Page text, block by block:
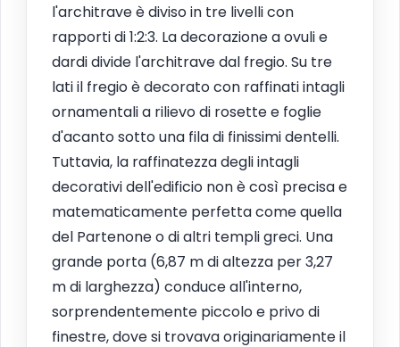
l'architrave è diviso in tre livelli con
rapporti di 1:2:3. La decorazione a ovuli e
dardi divide l'architrave dal fregio. Su tre
lati il fregio è decorato con raffinati intagli
ornamentali a rilievo di rosette e foglie
d'acanto sotto una fila di finissimi dentelli.
Tuttavia, la raffinatezza degli intagli
decorativi dell'edificio non è così precisa e
matematicamente perfetta come quella
del Partenone o di altri templi greci. Una
grande porta (6,87 m di altezza per 3,27
m di larghezza) conduce all'interno,
sorprendentemente piccolo e privo di
finestre, dove si trovava originariamente il